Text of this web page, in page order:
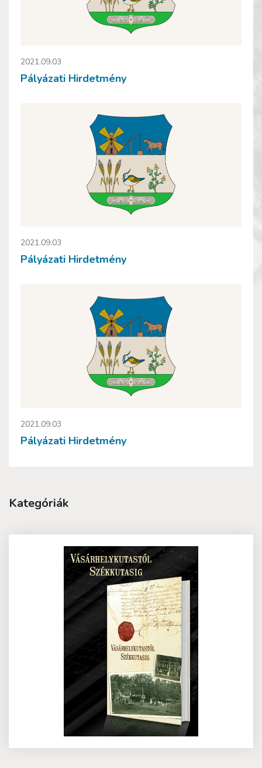
2021.09.03
Pályázati Hirdetmény
2021.09.03
Pályázati Hirdetmény
2021.09.03
Pályázati Hirdetmény
Kategóriák